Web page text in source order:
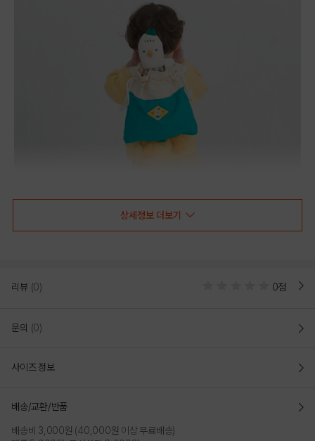
상세정보 더보기
리뷰 (0) 0점
문의 (0)
사이즈 정보
배송/교환/반품
배송비 3,000원 (40,000원 이상 무료배송)